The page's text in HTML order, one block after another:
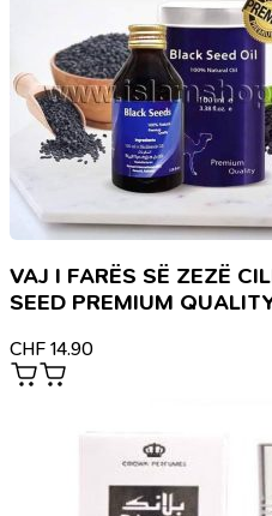
VAJ I FARËS SË ZEZË
SEED PREMIUM
CHF 14.90